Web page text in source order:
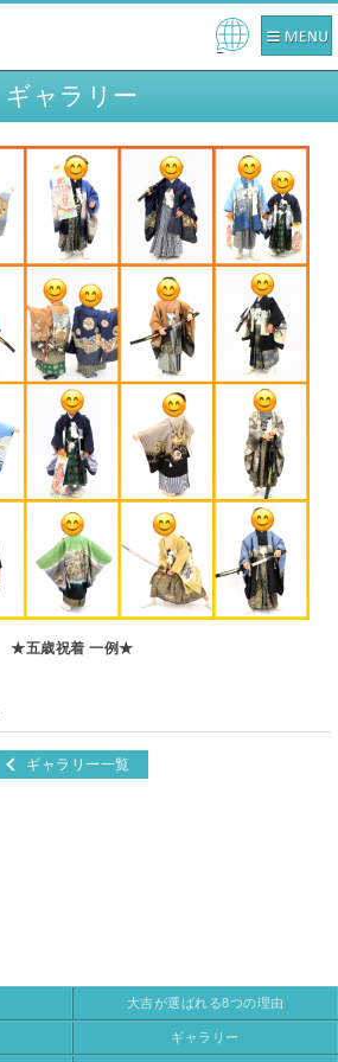
Pow
ギャラリー
★五歳祝着 一例★
ギャラリー一覧
大吉が選ばれる8つの理由
ギャラリー